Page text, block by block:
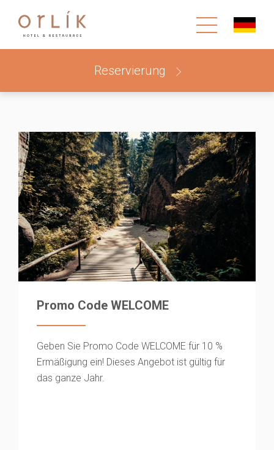
Reservierung
Promo Code WELCOME
Geben Sie Promo Code WELCOME für 10 %
Ermäßigung ein! Dieses Angebot ist gültig für
das ganze Jahr.